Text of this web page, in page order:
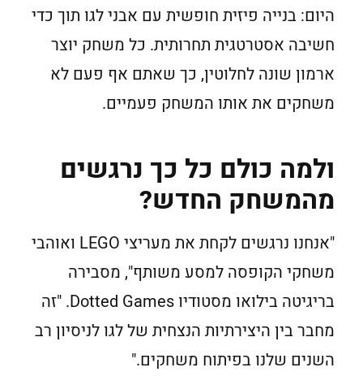
היום: בנייה פיזית חופשית עם אבני לגו תוך כדי
חשיבה אסטרטגית תחרותית. כל משחק יוצר
ארמון שונה לחלוטין, כך שאתם אף פעם לא
משחקים את אותו המשחק פעמיים.
ולמה כולם כל כך נרגשים
מהמשחק החדש?
"אנחנו נרגשים לקחת את מעריצי LEGO ואוהבי
משחקי הקופסה למסע משותף", מסבירה
בריגיטה בילואו מסטודיו Dotted Games. "זה
מחבר בין היצירתיות הנצחית של לגו לניסיון רב
השנים שלנו בפיתוח משחקים."